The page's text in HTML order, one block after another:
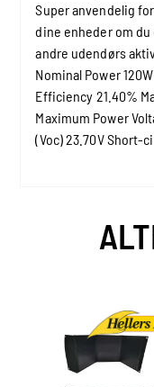
Super anvendelig
dine enheder om du
andre udendørs
Nominal Power
Efficiency 21.40%
Maximum Power
(Voc) 23.70V Short-